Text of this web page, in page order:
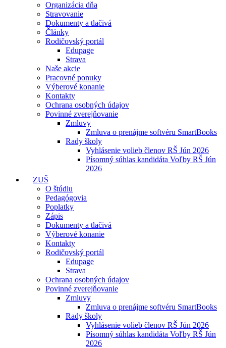
Organizácia dňa
Stravovanie
Dokumenty a tlačivá
Články
Rodičovský portál
Edupage
Strava
Naše akcie
Pracovné ponuky
Výberové konanie
Kontakty
Ochrana osobných údajov
Povinné zverejňovanie
Zmluvy
Zmluva o prenájme softvéru SmartBooks
Rady školy
Vyhlásenie volieb členov RŠ Jún 2026
Písomný súhlas kandidáta Voľby RŠ Jún
2026
ZUŠ
O štúdiu
Pedagógovia
Poplatky
Zápis
Dokumenty a tlačivá
Výberové konanie
Kontakty
Rodičovský portál
Edupage
Strava
Ochrana osobných údajov
Povinné zverejňovanie
Zmluvy
Zmluva o prenájme softvéru SmartBooks
Rady školy
Vyhlásenie volieb členov RŠ Jún 2026
Písomný súhlas kandidáta Voľby RŠ Jún
2026